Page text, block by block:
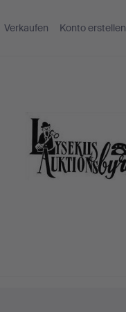
Verkaufen Konto erstellen